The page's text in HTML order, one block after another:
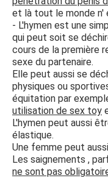
et là tout le monde n'
- L'hymen est une
qui peut soit se
cours de la première
sexe du partenaire.
Elle peut aussi se
physiques ou
équitation par
utilisation de sex toy
L'hymen peut aussi
élastique.
Une femme peut
Les saignements ,
ne sont pas